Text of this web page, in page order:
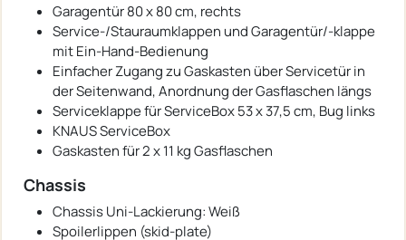
Garagentür 80 x 80 cm, rechts
Service-/Stauraumklappen und Garagentür/-klappe
mit Ein-Hand-Bedienung
Einfacher Zugang zu Gaskasten über Servicetür in
der Seitenwand, Anordnung der Gasflaschen längs
Serviceklappe für ServiceBox 53 x 37,5 cm, Bug links
KNAUS ServiceBox
Gaskasten für 2 x 11 kg Gasflaschen
Chassis
Chassis Uni-Lackierung: Weiß
Spoilerlippen (skid-plate)